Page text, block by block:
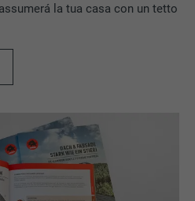
la tua casa con un tetto
la corretta proprietà SameSite